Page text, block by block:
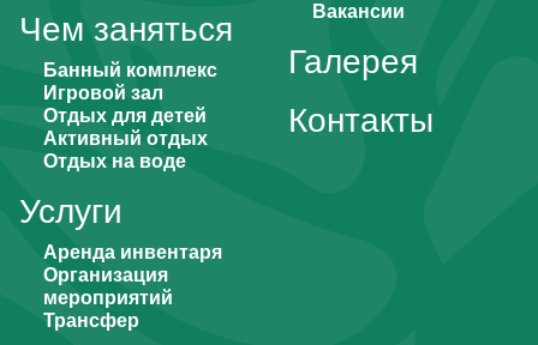
Чем заняться
Банный комплекс
Игровой зал
Отдых для детей
Активный отдых
Отдых на воде
Услуги
Аренда инвентаря
Организация
мероприятий
Трансфер
Вакансии
Галерея
Контакты